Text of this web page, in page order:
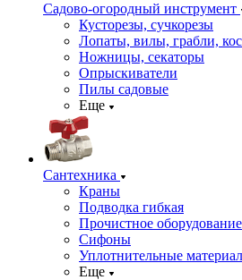
Садово-огородный инструмент
Кусторезы, сучкорезы
Лопаты, вилы, грабли,
Ножницы, секаторы
Опрыскиватели
Пилы садовые
Еще
Сантехника
Краны
Подводка гибкая
Прочистное оборудование
Сифоны
Уплотнительные
Еще